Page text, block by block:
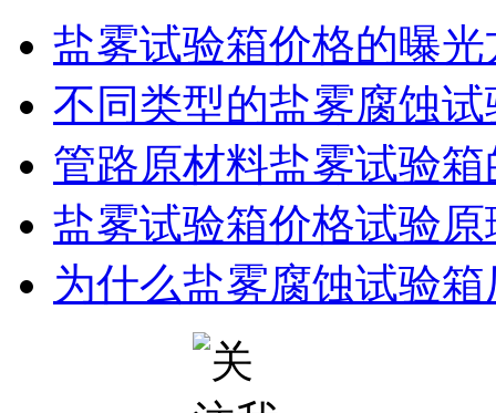
盐雾试验箱价格的曝光
不同类型的盐雾腐蚀试
管路原材料盐雾试验箱
盐雾试验箱价格试验原
为什么盐雾腐蚀试验箱